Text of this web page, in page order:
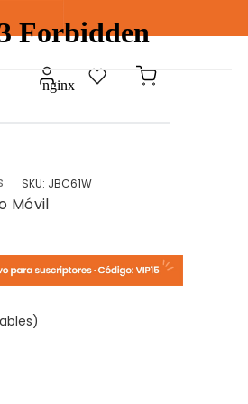
Modulares
Baules Ottoman
SKU: JBC61W
Móvil